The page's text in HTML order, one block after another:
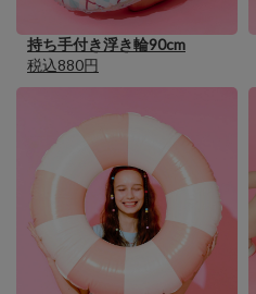
持ち手付き浮き輪90cm
税込880円